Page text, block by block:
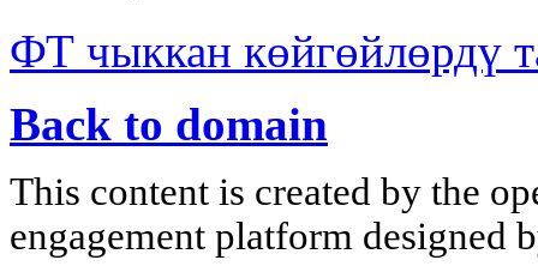
ФТ чыккан көйгөйлөрдү
Back to domain
This content is created by the
engagement platform designed